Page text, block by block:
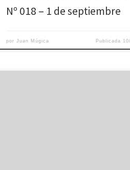
Nº 018 – 1 de septiembre
porJuan Múgica Publicada